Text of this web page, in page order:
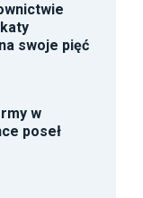
swoje pięć
w
poseł